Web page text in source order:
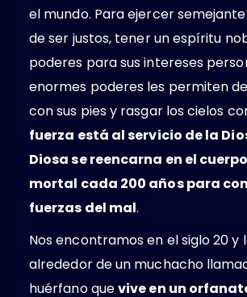
el mundo. Para ejercer
de ser justos, tener un espíritu
poderes para sus intereses
enormes poderes les permiten
con sus pies y rasgar los cielos
fuerza está al servicio de la
Diosa se reencarna en el
mortal cada 200 años para
fuerzas del mal.
Nos encontramos en el siglo 20 y
alrededor de un muchacho
huérfano quevive en un